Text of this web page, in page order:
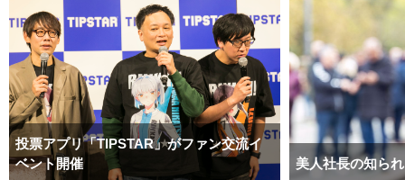
投票アプリ「TIPSTAR」がファン交流イ
ベント開催
美人社長の知ら